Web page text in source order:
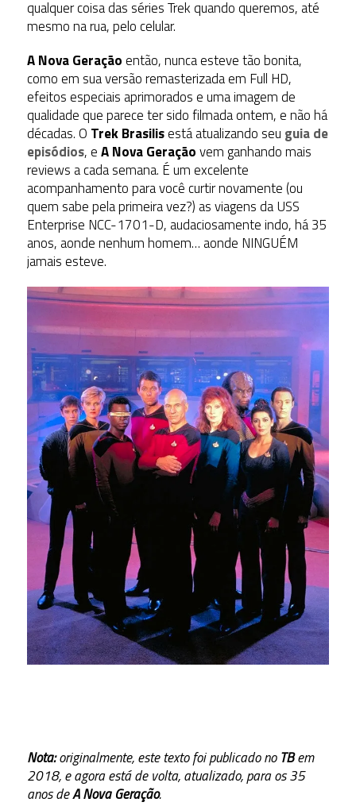
qualquer coisa das séries Trek quando queremos, até
mesmo na rua, pelo celular.
A Nova Geraçãoentão, nunca esteve tão bonita,
como em sua versão remasterizada em Full HD,
efeitos especiais aprimorados e uma imagem de
qualidade que parece ter sido filmada ontem, e não há
décadas. O Trek Brasilisestá atualizando seu guia de
episódios, eA Nova Geraçãovem ganhando mais
reviews a cada semana. É um excelente
acompanhamento para você curtir novamente (ou
quem sabe pela primeira vez?) as viagens da USS
Enterprise NCC-1701-D, audaciosamente indo, há 35
anos, aonde nenhum homem… aonde NINGUÉM
jamais esteve.
Nota:originalmente, este texto foi publicado noTBem
2018, e agora está de volta, atualizado, para os 35
anos deA Nova Geração.